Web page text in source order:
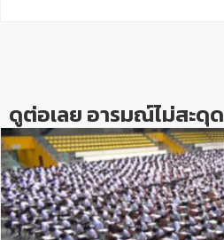
ดูต่อเลย อารมณ์ไม่สะดุด